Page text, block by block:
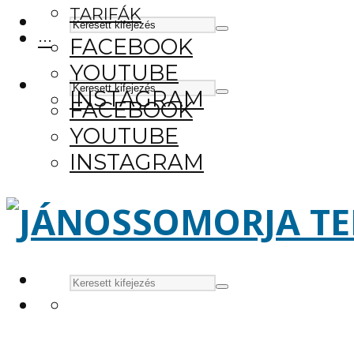
FACEBOOK
YOUTUBE
INSTAGRAM
TARIFÁK
···
FACEBOOK
YOUTUBE
INSTAGRAM